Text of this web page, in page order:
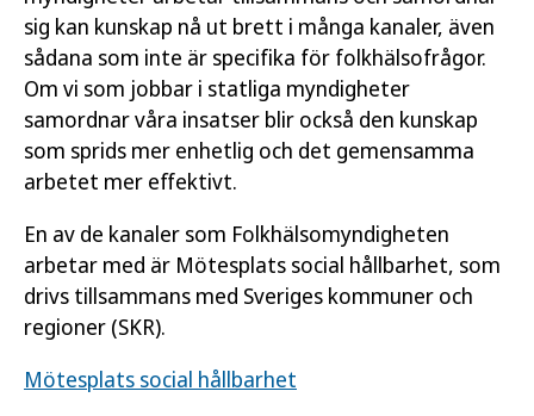
sig kan kunskap nå ut brett i många kanaler, även
sådana som inte är specifika för folkhälsofrågor.
Om vi som jobbar i statliga myndigheter
samordnar våra insatser blir också den kunskap
som sprids mer enhetlig och det gemensamma
arbetet mer effektivt.
En av de kanaler som Folkhälsomyndigheten
arbetar med är Mötesplats social hållbarhet, som
drivs tillsammans med Sveriges kommuner och
regioner (SKR).
Mötesplats social hållbarhet